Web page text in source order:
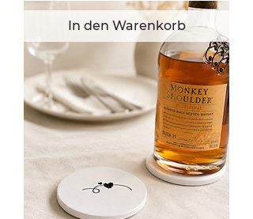
In den Warenkorb